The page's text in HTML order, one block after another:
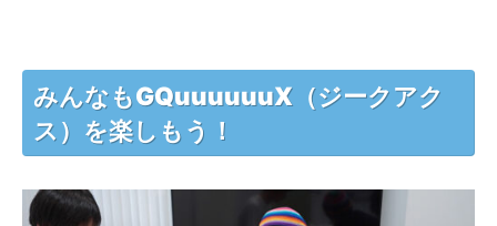
みんなもGQuuuuuuX（ジークアク
ス）を楽しもう！